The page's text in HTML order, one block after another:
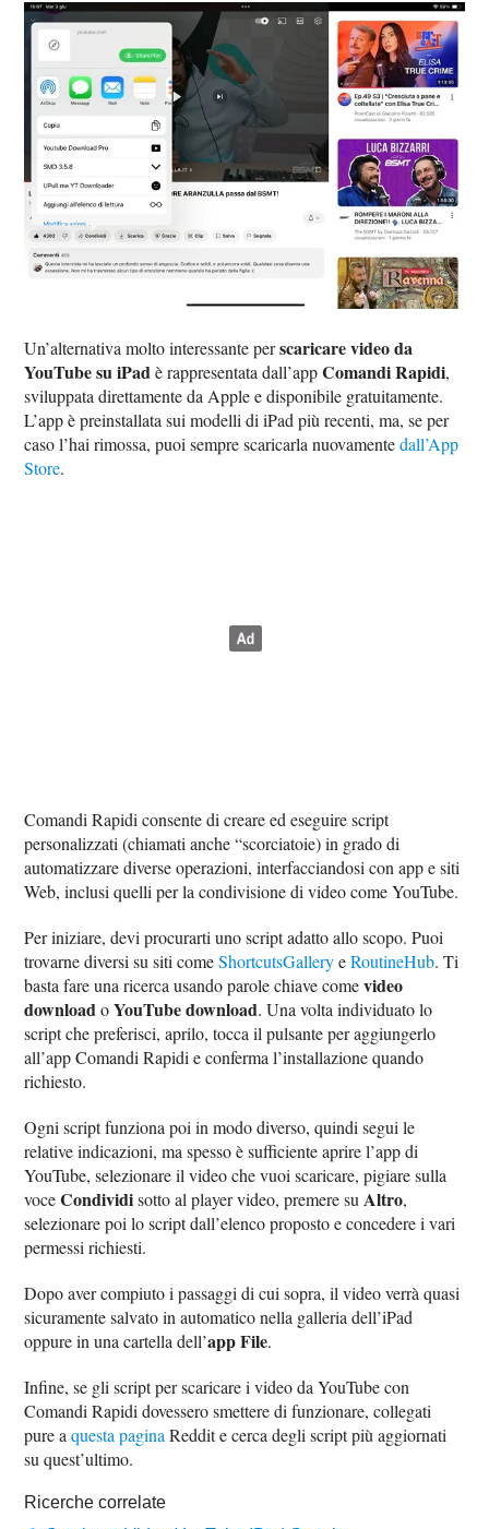
Un’alternativa molto interessante perscaricare video da
YouTube su iPadè rappresentata dall’appComandi Rapidi,
sviluppata direttamente da Apple e disponibile gratuitamente.
L’app è preinstallata sui modelli di iPad più recenti, ma, se per
caso l’hai rimossa, puoi sempre scaricarla nuovamentedall’App
Store.
Comandi Rapidi consente di creare ed eseguire script
personalizzati (chiamati anche “scorciatoie) in grado di
automatizzare diverse operazioni, interfacciandosi con app e siti
Web, inclusi quelli per la condivisione di video come YouTube.
Per iniziare, devi procurarti uno script adatto allo scopo. Puoi
trovarne diversi su siti comeShortcutsGalleryeRoutineHub. Ti
basta fare una ricerca usando parole chiave comevideo
downloadoYouTube download. Una volta individuato lo
script che preferisci, aprilo, tocca il pulsante per aggiungerlo
all’app Comandi Rapidi e conferma l’installazione quando
richiesto.
Ogni script funziona poi in modo diverso, quindi segui le
relative indicazioni, ma spesso è sufficiente aprire l’app di
YouTube, selezionare il video che vuoi scaricare, pigiare sulla
voceCondividisotto al player video, premere suAltro,
selezionare poi lo script dall’elenco proposto e concedere i vari
permessi richiesti.
Dopo aver compiuto i passaggi di cui sopra, il video verrà quasi
sicuramente salvato in automatico nella galleria dell’iPad
oppure in una cartella dell’app File.
Infine, se gli script per scaricare i video da YouTube con
Comandi Rapidi dovessero smettere di funzionare, collegati
pure aquesta paginaReddit e cerca degli script più aggiornati
su quest’ultimo.